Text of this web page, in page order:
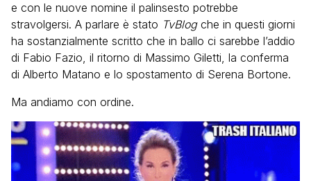
e con le nuove nomine il palinsesto potrebbe
stravolgersi. A parlare è stato TvBlogche in questi giorni
ha sostanzialmente scritto che in ballo ci sarebbe l’addio
di Fabio Fazio, il ritorno di Massimo Giletti, la conferma
di Alberto Matano e lo spostamento di Serena Bortone.
Ma andiamo con ordine.